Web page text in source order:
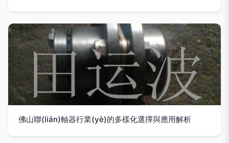
佛山聯(lián)軸器行業(yè)的多樣化選擇與應用解析